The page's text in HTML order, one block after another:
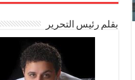
بقلم رئيس التحرير